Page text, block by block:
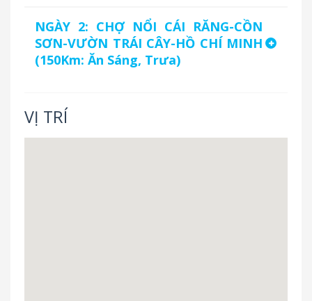
NGÀY 2: CHỢ NỔI CÁI RĂNG-CỒN
SƠN-VƯỜN TRÁI CÂY-HỒ CHÍ MINH
(150Km: Ăn Sáng, Trưa)
VỊ TRÍ